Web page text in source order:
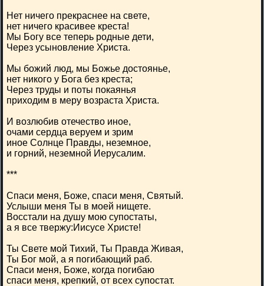
Нет ничего прекраснее на свете,
нет ничего красивее креста!
Мы Богу все теперь родные дети,
Через усыновление Христа.
Мы божий люд, мы Божье достоянье,
нет никого у Бога без креста;
Через труды и поты покаянья
приходим в меру возраста Христа.
И возлюбив отечество иное,
очами сердца веруем и зрим
иное Солнце Правды, неземное,
и горний, неземной Иерусалим.
***
Спаси меня, Боже, спаси меня, Святый.
Услыши меня Ты в моей нищете.
Восстали на душу мою супостаты,
а я все твержу:Иисусе Христе!
Ты Свете мой Тихий, Ты Правда Живая,
Ты Бог мой, а я погибающий раб.
Спаси меня, Боже, когда погибаю
спаси меня, крепкий, от всех супостат.